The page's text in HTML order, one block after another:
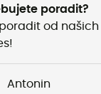
walking / Trail /
poradit?
od našich
Antonin